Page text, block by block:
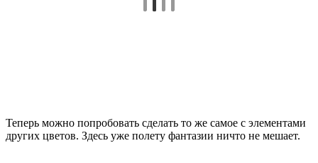
Теперь можно попробовать сделать то же самое с элементами
других цветов. Здесь уже полету фантазии ничто не мешает.